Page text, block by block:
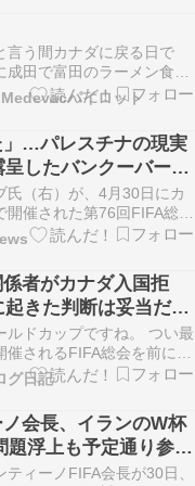
言う間カナダに戻る日で
田で富田のラーメン食べ
のうなぎにしてみました。
べましたがめちゃ美味しか
発前はラーメンじゃなくて
もZIPAIRの７８７です。
パイロット
」…パレスチナの現実
したバンクーバー総
氏（右）が、4月30日にカ
催された第76回FIFA総会
ァンティーノ会長（中央）
、イスラエルサッカー協会
イク・スレイマン […]
者がカナダ入国拒
きた判断は妥当だっ
ルドカップですね。 つい最
されるFIFA総会を前に、
者がカナダへの入国を拒否
が出ていました。 CBCに
カー連盟のメフデ […]
グ日記
会長、イランのW杯
題浮上も予定通り参加
ィーノFIFA会長が30日、